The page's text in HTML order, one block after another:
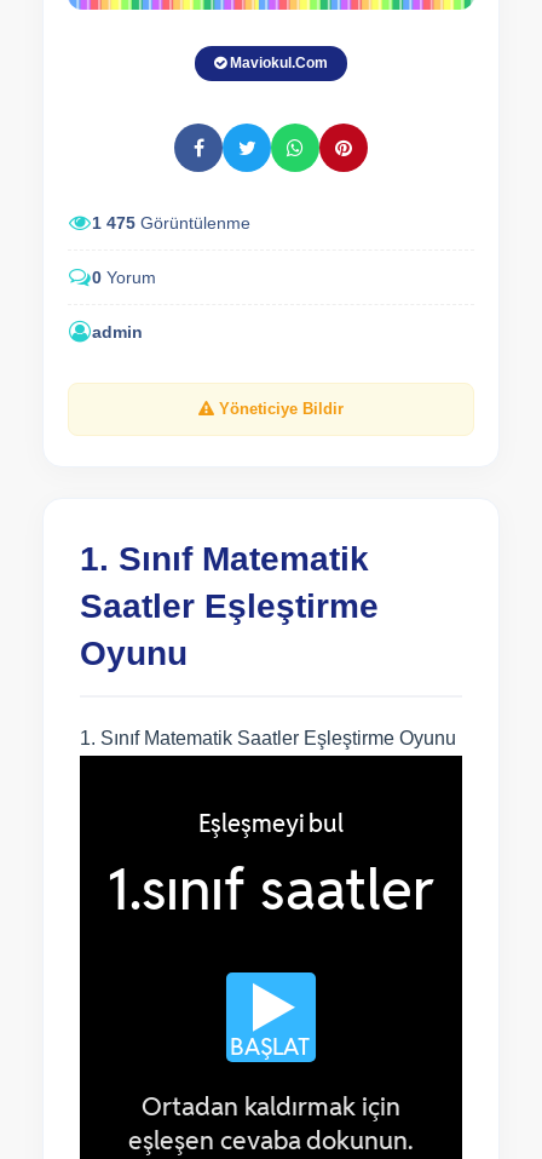
Maviokul.Com
1 475 Görüntülenme
0 Yorum
admin
Yöneticiye Bildir
1. Sınıf Matematik
Saatler Eşleştirme
Oyunu
1. Sınıf Matematik Saatler Eşleştirme Oyunu